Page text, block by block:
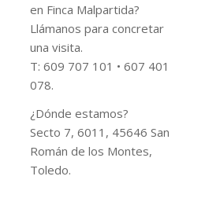
en Finca Malpartida?
Llámanos para concretar
una visita.
T: 609 707 101 • 607 401
078.
¿Dónde estamos?
Secto 7, 6011, 45646 San
Román de los Montes,
Toledo.